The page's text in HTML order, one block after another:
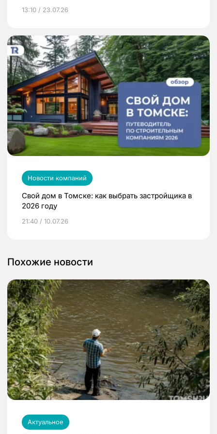
13:10 / 23.07.26
Новости компаний
Свой дом в Томске: как выбрать застройщика в
2026 году
21:40 / 10.07.26
Похожие новости
Актуальное